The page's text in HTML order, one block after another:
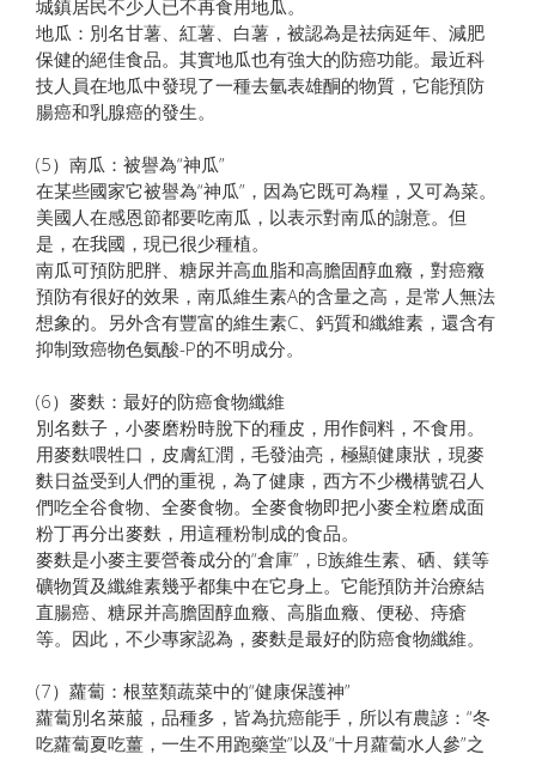
城鎮居民不少人已不再食用地瓜。
地瓜：別名甘薯、紅薯、白薯，被認為是祛病延年、減肥
保健的絕佳食品。其實地瓜也有強大的防癌功能。最近科
技人員在地瓜中發現了一種去氫表雄酮的物質，它能預防
腸癌和乳腺癌的發生。
(5）南瓜：被譽為“神瓜”
在某些國家它被譽為“神瓜”，因為它既可為糧，又可為菜。
美國人在感恩節都要吃南瓜，以表示對南瓜的謝意。但
是，在我國，現已很少種植。
南瓜可預防肥胖、糖尿并高血脂和高膽固醇血癥，對癌癥
預防有很好的效果，南瓜維生素A的含量之高，是常人無法
想象的。另外含有豐富的維生素C、鈣質和纖維素，還含有
抑制致癌物色氨酸-P的不明成分。
(6）麥麩：最好的防癌食物纖維
別名麩子，小麥磨粉時脫下的種皮，用作飼料，不食用。
用麥麩喂牲口，皮膚紅潤，毛發油亮，極顯健康狀，現麥
麩日益受到人們的重視，為了健康，西方不少機構號召人
們吃全谷食物、全麥食物。全麥食物即把小麥全粒磨成面
粉丁再分出麥麩，用這種粉制成的食品。
麥麩是小麥主要營養成分的“倉庫”，B族維生素、硒、鎂等
礦物質及纖維素幾乎都集中在它身上。它能預防并治療結
直腸癌、糖尿并高膽固醇血癥、高脂血癥、便秘、痔瘡
等。因此，不少專家認為，麥麩是最好的防癌食物纖維。
(7）蘿蔔：根莖類蔬菜中的“健康保護神”
蘿蔔別名萊菔，品種多，皆為抗癌能手，所以有農諺：“冬
吃蘿蔔夏吃薑，一生不用跑藥堂”以及“十月蘿蔔水人參”之